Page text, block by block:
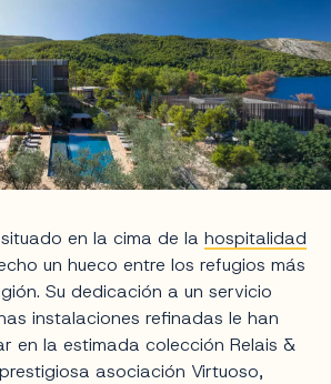
en la cima de la hospitalidad
un hueco entre los refugios más
Su dedicación a un servicio
instalaciones refinadas le han
en la estimada colección Relais &
asociación Virtuoso,